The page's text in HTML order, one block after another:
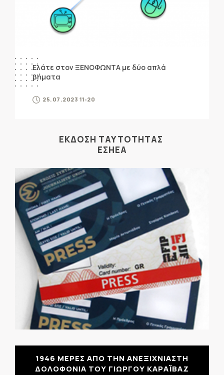
Ελάτε στον ΞΕΝΟΦΩΝΤΑ με δύο απλά
βήματα
25.07.2023 11:20
ΕΚΔΟΣΗ ΤΑΥΤΟΤΗΤΑΣ
ΕΣΗΕΑ
1946 ΜΕΡΕΣ ΑΠΟ ΤΗΝ ΑΝΕΞΙΧΝΙΑΣΤΗ
ΔΟΛΟΦΟΝΙΑ ΤΟΥ ΓΙΩΡΓΟΥ ΚΑΡΑΪΒΑΖ